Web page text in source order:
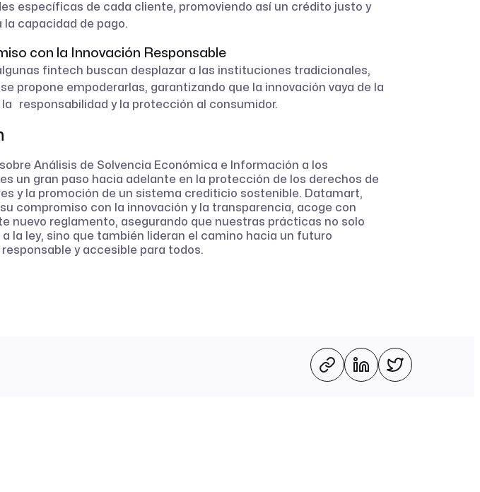
específicas de cada cliente, promoviendo así un crédito justo y
la capacidad de pago.
con la Innovación Responsable
fintech buscan desplazar a las instituciones tradicionales,
propone empoderarlas, garantizando que la innovación vaya de la
responsabilidad y la protección al consumidor.
Análisis de Solvencia Económica e Información a los
un gran paso hacia adelante en la protección de los derechos de
y la promoción de un sistema crediticio sostenible. Datamart,
compromiso con la innovación y la transparencia, acoge con
nuevo reglamento, asegurando que nuestras prácticas no solo
la ley, sino que también lideran el camino hacia un futuro
y accesible para todos.